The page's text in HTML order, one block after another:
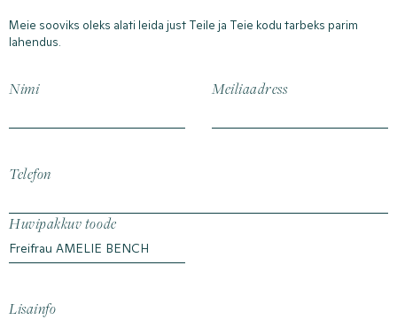
Meie sooviks oleks alati leida just Teile ja Teie kodu tarbeks parim
lahendus.
Nimi Meiliaadress
Telefon
Huvipakkuv toode
Lisainfo